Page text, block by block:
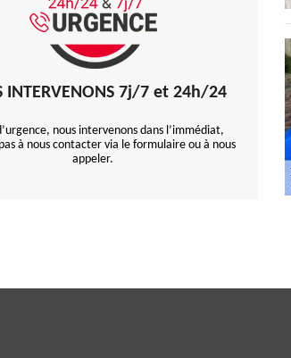
INTERVENONS 7j/7 et 24h/24
nous intervenons dans l’immédiat,
à nous contacter via le formulaire ou à nous
appeler.